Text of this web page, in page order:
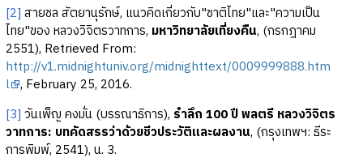
[2] สายชล สัตยานุรักษ์, แนวคิดเกี่ยวกับ"ชาติไทย"และ"ความเป็น
ไทย"ของ หลวงวิจิตรวาทการ, มหาวิทยาลัยเที่ยงคืน, (กรกฎาคม
2551), Retrieved From:
http://v1.midnightuniv.org/midnighttext/0009999888.htm
l , February 25, 2016.
[3] วันเพ็ญ คงมั่น (บรรณาธิการ), รำลึก 100 ปี พลตรี หลวงวิจิตร
วาทการ: บทคัดสรรว่าด้วยชีวประวัติและผลงาน, (กรุงเทพฯ: ธีระ
การพิมพ์, 2541), น. 3.